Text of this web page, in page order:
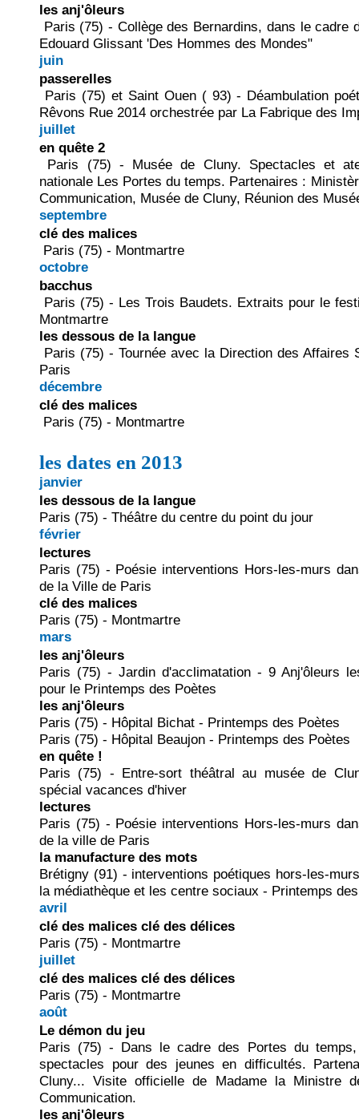
les anj'ôleurs
Paris (75) - Collège des Bernardins, dans le cadre
Edouard Glissant 'Des Hommes des Mondes"
juin
passerelles
Paris (75) et Saint Ouen ( 93) - Déambulation
Rêvons Rue 2014 orchestrée par La Fabrique des
juillet
en quête 2
Paris (75) - Musée de Cluny. Spectacles et
nationale Les Portes du temps. Partenaires :
Communication, Musée de Cluny, Réunion des
septembre
clé des malices
Paris (75) - Montmartre
octobre
bacchus
Paris (75) - Les Trois Baudets. Extraits pour le
Montmartre
les dessous de la langue
Paris (75) - Tournée avec la Direction des Affaires
Paris
décembre
clé des malices
Paris (75) - Montmartre
les dates en 2013
janvier
les dessous de la langue
Paris (75) - Théâtre du centre du point du jour
février
lectures
Paris (75) - Poésie interventions Hors-les-murs
de la Ville de Paris
clé des malices
Paris (75) - Montmartre
mars
les anj'ôleurs
Paris (75) - Jardin d'acclimatation - 9 Anj'ôleurs
pour le Printemps des Poètes
les anj'ôleurs
Paris (75) - Hôpital Bichat - Printemps des Poètes
Paris (75) - Hôpital Beaujon - Printemps des Poètes
en quête !
Paris (75) - Entre-sort théâtral au musée de
spécial vacances d'hiver
lectures
Paris (75) - Poésie interventions Hors-les-murs
de la ville de Paris
la manufacture des mots
Brétigny (91) - interventions poétiques hors-les-
la médiathèque et les centre sociaux - Printemps
avril
clé des malices clé des délices
Paris (75) - Montmartre
juillet
clé des malices clé des délices
Paris (75) - Montmartre
août
Le démon du jeu
Paris (75) - Dans le cadre des Portes du
spectacles pour des jeunes en difficultés.
Cluny... Visite officielle de Madame la Ministre
Communication.
les anj'ôleurs